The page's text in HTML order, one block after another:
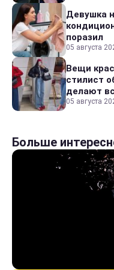
Девушка
поразил
05 августа
Вещи
стилист
делают
05 августа
Больше